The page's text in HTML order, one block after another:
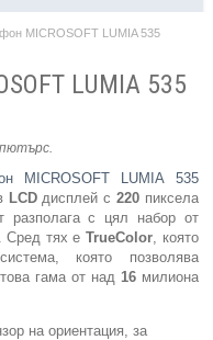
MICROSOFT LUMIA 535
LUMIA 535
MICROSOFT LUMIA 535
LCDдисплей с 220пиксела
разполага с цял набор от
Сред тях е TrueColor, която
която позволява
гама от над 16милиона
на ориентация, за